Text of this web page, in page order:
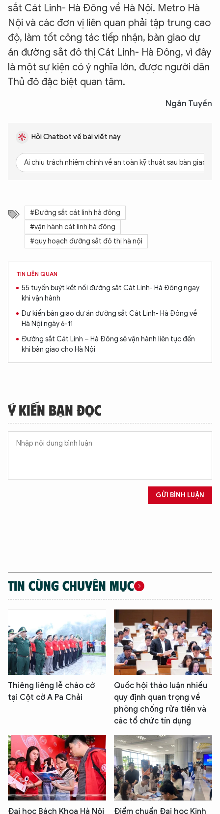
sắt Cát Linh- Hà Đông về Hà Nội. Metro Hà
Nội và các đơn vị liên quan phải tập trung cao
độ, làm tốt công tác tiếp nhận, bàn giao dự
án đường sắt đô thị Cát Linh- Hà Đông, vì đây
là một sự kiện có ý nghĩa lớn, được người dân
Thủ đô đặc biệt quan tâm.
Ngân Tuyền
Hỏi Chatbot về bài viết này
Ai chịu trách nhiệm chính về an toàn kỹ thuật sau bàn giao?
#Đường sắt cát linh hà đông
#vận hành cát linh hà đông
#quy hoạch đường sắt đô thị hà nội
TIN LIÊN QUAN
55 tuyến buýt kết nối đường sắt Cát Linh- Hà Đông ngay
khi vận hành
Dự kiến bàn giao dự án đường sắt Cát Linh- Hà Đông về
Hà Nội ngày 6-11
Đường sắt Cát Linh – Hà Đông sẽ vận hành liên tục đến
khi bàn giao cho Hà Nội
Ý KIẾN BẠN ĐỌC
GỬI BÌNH LUẬN
TIN CÙNG CHUYÊN MỤC
Thiêng liêng lễ chào cờ
tại Cột cờ A Pa Chải
Quốc hội thảo luận nhiều
quy định quan trọng về
phòng chống rửa tiền và
các tổ chức tín dụng
Đại học Bách Khoa Hà Nội Điểm chuẩn Đại học Kinh
XIN CHÀO,